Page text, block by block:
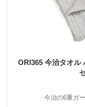
ORI365 今治タオル
今治の6重ガ